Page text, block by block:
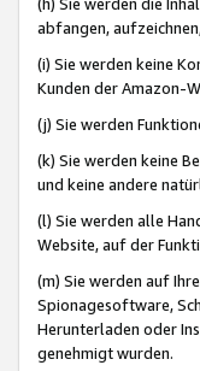
abfangen,
(i) Sie werden keine
Kunden der Amazon-
(j) Sie werden
(k) Sie werden keine
und keine andere
(l) Sie werden alle
Website, auf der
(m) Sie werden auf
Spionagesoftware,
Herunterladen oder
genehmigt wurden.